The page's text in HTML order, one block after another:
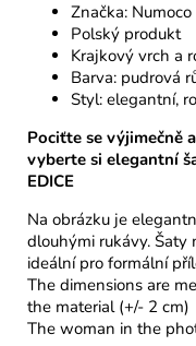
Značka: Numoco
Polský produkt
Krajkový vrch a
Barva: pudrová
Styl: elegantní,
Pociťte se výjimečně
vyberte si elegantní
EDICE
Na obrázku je
dlouhými rukávy. Šaty
ideální pro formální
The dimensions are
the material (+/- 2 cm)
The woman in the